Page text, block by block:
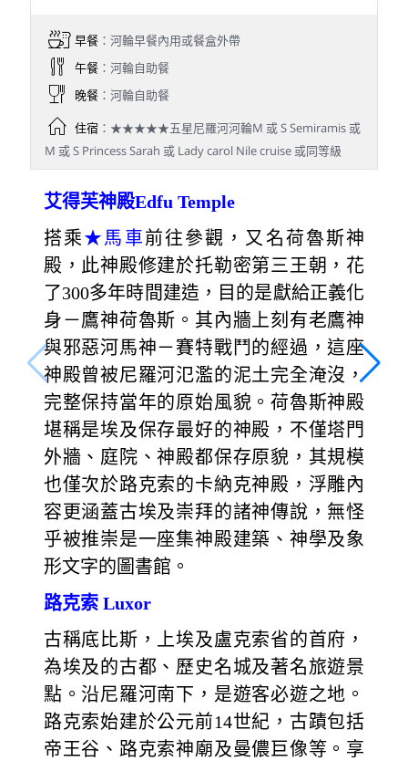
早餐：河輪早餐內用或餐盒外帶
午餐：河輪自助餐
晚餐：河輪自助餐
住宿：★★★★★五星尼羅河河輪M 或 S Semiramis 或
M 或 S Princess Sarah 或 Lady carol Nile cruise 或同等級
艾得芙神殿Edfu Temple
搭乘★馬車前往參觀，又名荷魯斯神
殿，此神殿修建於托勒密第三王朝，花
了300多年時間建造，目的是獻給正義化
身－鷹神荷魯斯。其內牆上刻有老鷹神
與邪惡河馬神－賽特戰鬥的經過，這座
神殿曾被尼羅河氾濫的泥土完全淹沒，
完整保持當年的原始風貌。荷魯斯神殿
堪稱是埃及保存最好的神殿，不僅塔門
外牆、庭院、神殿都保存原貌，其規模
也僅次於路克索的卡納克神殿，浮雕內
容更涵蓋古埃及崇拜的諸神傳說，無怪
乎被推崇是一座集神殿建築、神學及象
形文字的圖書館。
路克索 Luxor
古稱底比斯，上埃及盧克索省的首府，
為埃及的古都、歷史名城及著名旅遊景
點。沿尼羅河南下，是遊客必遊之地。
路克索始建於公元前14世紀，古蹟包括
帝王谷、路克索神廟及曼儂巨像等。享